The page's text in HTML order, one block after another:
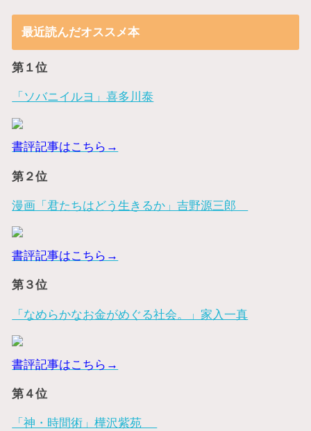
最近読んだオススメ本
第１位
「ソバニイルヨ」喜多川泰
書評記事はこちら→
第２位
漫画「君たちはどう生きるか」吉野源三郎
書評記事はこちら→
第３位
「なめらかなお金がめぐる社会。」家入一真
書評記事はこちら→
第４位
「神・時間術」樺沢紫苑